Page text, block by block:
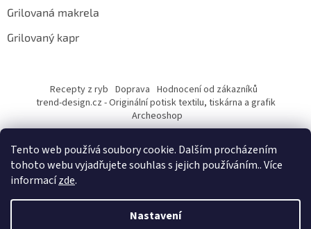
Tento web používá soubory cookie. Dalším procházením
tohoto webu vyjadřujete souhlas s jejich používáním.. Více
informacízde.
Nastavení
Grilovaná makrela
Grilovaný kapr
Recepty z ryb Doprava Hodnocení od zákazníků
trend-design.cz - Originální potisk textilu, tiskárna a grafik
Archeoshop
Vytvořil Shoptet